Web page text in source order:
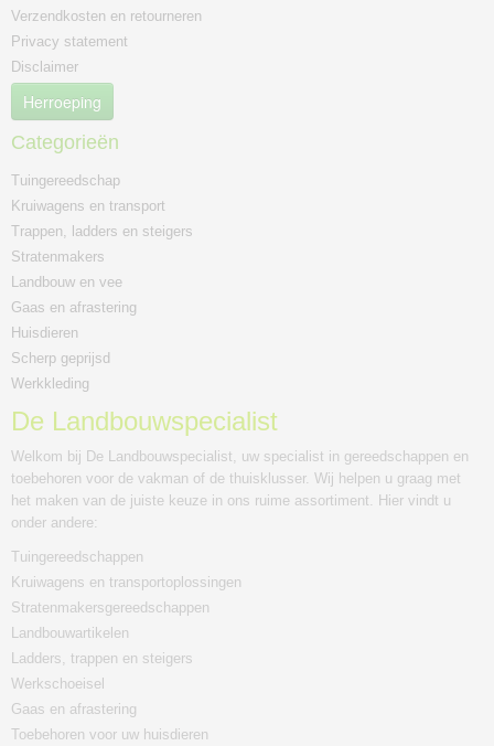
Verzendkosten en retourneren
Privacy statement
Disclaimer
Herroeping
Categorieën
Tuingereedschap
Kruiwagens en transport
Trappen, ladders en steigers
Stratenmakers
Landbouw en vee
Gaas en afrastering
Huisdieren
Scherp geprijsd
Werkkleding
De Landbouwspecialist
Welkom bij De Landbouwspecialist, uw specialist in gereedschappen en
toebehoren voor de vakman of de thuisklusser. Wij helpen u graag met
het maken van de juiste keuze in ons ruime assortiment. Hier vindt u
onder andere:
Tuingereedschappen
Kruiwagens en transportoplossingen
Stratenmakersgereedschappen
Landbouwartikelen
Ladders, trappen en steigers
Werkschoeisel
Gaas en afrastering
Toebehoren voor uw huisdieren